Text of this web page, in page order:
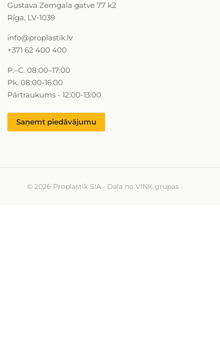
Gustava Zemgala gatve 77 k2
Rīga, LV-1039
info@proplastik.lv
+371 62 400 400
P.–C. 08:00–17:00
Pk. 08:00-16:00
Pārtraukums - 12:00-13:00
Saņemt piedāvājumu
© 2026 Proplastik SIA · Daļa no VINK grupas